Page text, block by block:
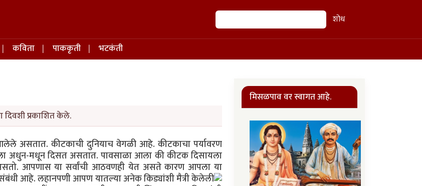
शोध शोध
कविता पाककृती
भटकंती
दिवशी प्रकाशित केले.
असतात. कीटकाची दुनियाच वेगळी आहे. कीटकाचा पर्यावरण
मधून दिसत असतात. पावसाळा आला की कीटक दिसायला
आपणास या सर्वांची आठवणही येत असते कारण आपला या
आहे.लहानपणी आपण यातल्या अनेक किड्यांशी मैत्री केलेली
मिसळपाव वर स्वागत आहे.